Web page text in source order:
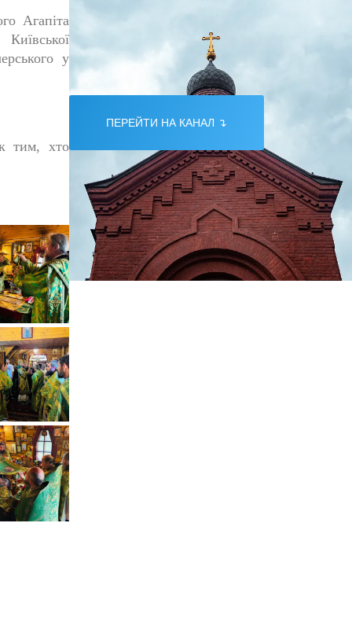
Агапіта
у
тим, хто
ПЕРЕЙТИ НА КАНАЛ ↴